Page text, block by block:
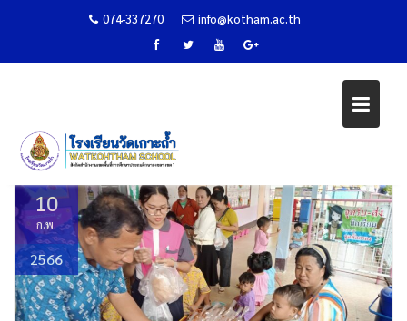
074-337270 info@kotham.ac.th
Home ห้องเรียนปฐมวัย กิจกรรมตลาดนัดเถ้าแก่น้อย
10
ก.พ.
2566